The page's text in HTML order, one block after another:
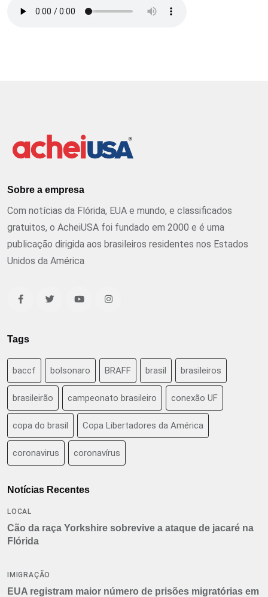
Sobre a empresa
Com notícias da Flórida, EUA e mundo, e classificados
gratuitos, o AcheiUSA foi fundado em 2000 e é uma
publicação dirigida aos brasileiros residentes nos Estados
Unidos da América
Tags
baccf bolsonaro BRAFF brasil brasileiros
brasileirão campeonato brasileiro conexão UF
copa do brasil Copa Libertadores da América
coronavirus coronavírus
Notícias Recentes
LOCAL
Cão da raça Yorkshire sobrevive a ataque de jacaré na
Flórida
IMIGRAÇÃO
EUA registram maior número de prisões migratórias em